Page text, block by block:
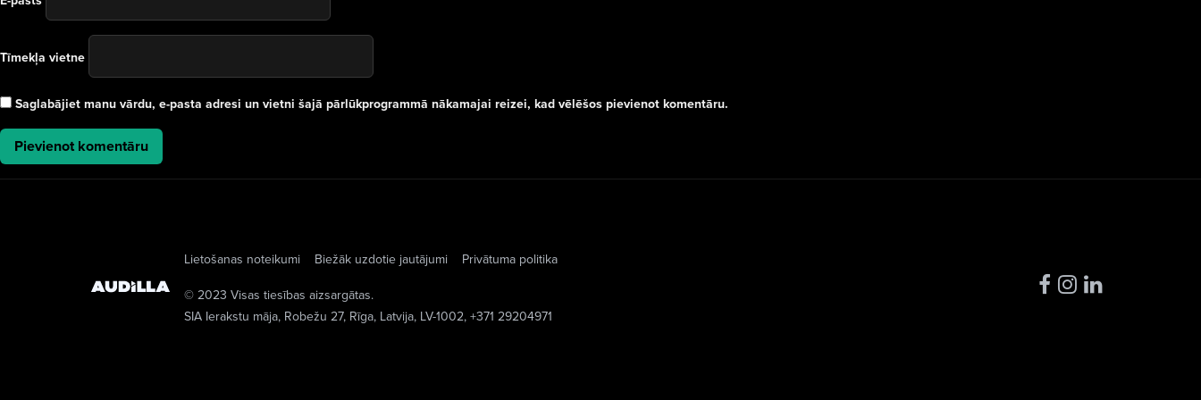
Tīmekļa vietne
Saglabājiet manu vārdu, e-pasta adresi un vietni šajā pārlūkprogrammā nākamajai reizei, kad vēlēšos pievienot komentāru.
Lietošanas noteikumi Biežāk uzdotie jautājumi
Privātuma politika
© 2023 Visas tiesības aizsargātas.
SIA Ierakstu māja, Robežu 27, Rīga, Latvija, LV-1002, +371 29204971